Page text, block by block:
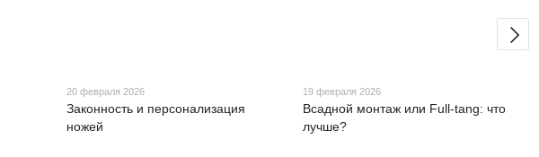
20 февраля 2026
Законность и персонализация
ножей
19 февраля 2026
Всадной монтаж или Full-tang: что
лучше?